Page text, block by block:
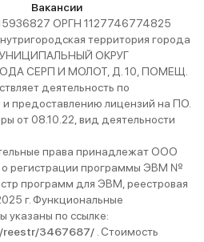
Вакансии
ОРГН 1127746774825
территория города
ОКРУГ
СЕРП И МОЛОТ, Д. 10, ПОМЕЩ.
деятельность по
предоставлению лицензий на ПО.
от 08.10.22, вид деятельности
права принадлежат ООО
о регистрации программы ЭВМ №
программ для ЭВМ, реестровая
г. Функциональные
указаны по ссылке:
reestr/3467687/ . Стоимость